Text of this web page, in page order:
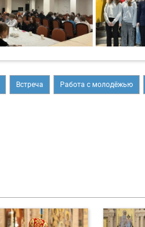
Встреча Работа с молодёжью